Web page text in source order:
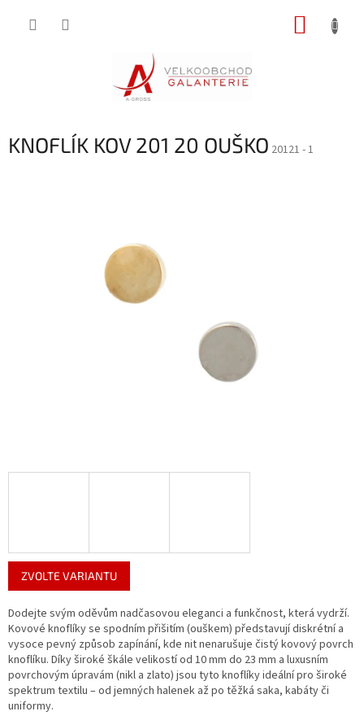
KNOFLÍK KOV 201 20 OUŠKO 20121 - 1
ZVOLTE VARIANTU
Dodejte svým oděvům nadčasovou eleganci a funkčnost, která vydrží.
Kovové knoflíky se spodním přišitím (ouškem) představují diskrétní a
vysoce pevný způsob zapínání, kde nit nenarušuje čistý kovový povrch
knoflíku. Díky široké škále velikostí od 10 mm do 23 mm a luxusním
povrchovým úpravám (nikl a zlato) jsou tyto knoflíky ideální pro široké
spektrum textilu – od jemných halenek až po těžká saka, kabáty či
uniformy.